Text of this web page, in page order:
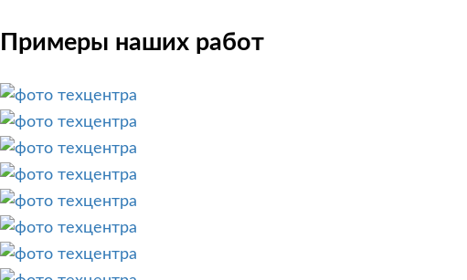
Примеры наших работ